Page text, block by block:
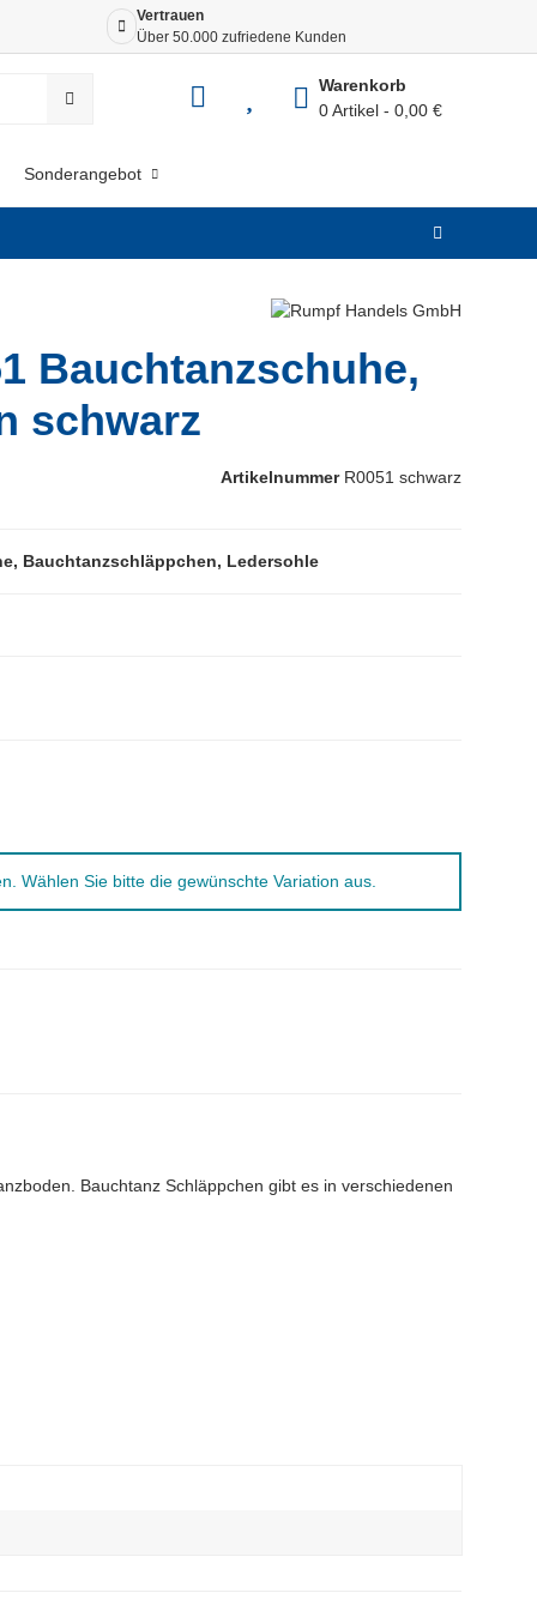
Vertrauen
Über 50.000 zufriedene Kunden
Sonderangebot
Warenkorb
0 Artikel
0,00 €
Bauchtanzschuhe,
schwarz
Artikelnummer R0051 schwarz
Bauchtanzschläppchen, Ledersohle
Wählen Sie bitte die gewünschte Variation aus.
Bauchtanz Schläppchen gibt es in verschiedenen